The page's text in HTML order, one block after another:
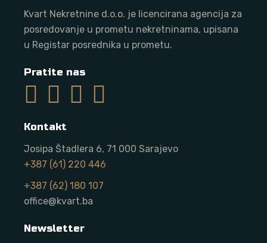
Kvart Nekretnine d.o.o. je licencirana agencija za
posredovanje u prometu nekretninama, upisana
u Registar posrednika u prometu.
Pratite nas
Kontakt
Josipa Štadlera 6, 71 000 Sarajevo
+387 (61) 220 446
+387 (62) 180 107
office@kvart.ba
Newsletter